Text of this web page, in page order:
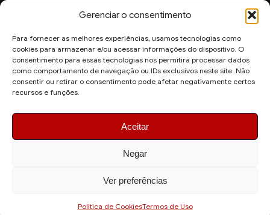
Gerenciar o consentimento
Para fornecer as melhores experiências, usamos tecnologias como
cookies para armazenar e/ou acessar informações do dispositivo. O
consentimento para essas tecnologias nos permitirá processar dados
como comportamento de navegação ou IDs exclusivos neste site. Não
consentir ou retirar o consentimento pode afetar negativamente certos
recursos e funções.
Aceitar
Negar
Ver preferências
Politica de CookiesTermos de Uso
FALE CONOSCO
Sugestões de Pauta:
ronaldo.valentim150@gmail.com
© 2026 AquiAgora - Todos os direitos reservados.